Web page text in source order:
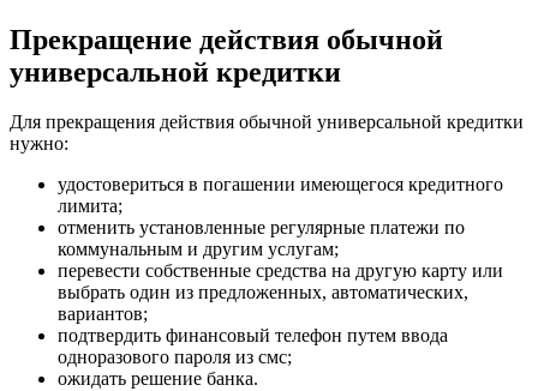
Прекращение действия обычной
универсальной кредитки
Для прекращения действия обычной универсальной кредитки
нужно:
удостовериться в погашении имеющегося кредитного
лимита;
отменить установленные регулярные платежи по
коммунальным и другим услугам;
перевести собственные средства на другую карту или
выбрать один из предложенных, автоматических,
вариантов;
подтвердить финансовый телефон путем ввода
одноразового пароля из смс;
ожидать решение банка.